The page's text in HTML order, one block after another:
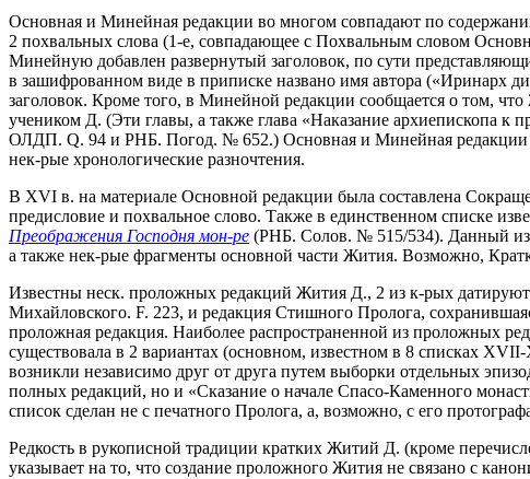
Основная и Минейная редакции во многом совпадают по
2 похвальных слова (1-е, совпадающее с Похвальным словом
Минейную добавлен развернутый заголовок, по сути
в зашифрованном виде в приписке названо имя автора («Иринарх
заголовок. Кроме того, в Минейной редакции сообщается о том,
учеником Д. (Эти главы, а также глава «Наказание архиепископа
ОЛДП. Q. 94 и РНБ. Погод. № 652.) Основная и Минейная редакции
нек-рые хронологические разночтения.
В XVI в. на материале Основной редакции была составлена
предисловие и похвальное слово. Также в единственном списке
Преображения Господня мон-ре (РНБ. Солов. № 515/534). Данный
а также нек-рые фрагменты основной части Жития. Возможно,
Известны неск. проложных редакций Жития Д., 2 из к-рых
Михайловского. F. 223, и редакция Стишного Пролога,
проложная редакция. Наиболее распространенной из проложных
существовала в 2 вариантах (основном, известном в 8 списках
возникли независимо друг от друга путем выборки отдельных
полных редакций, но и «Сказание о начале Спасо-Каменного
список сделан не с печатного Пролога, а, возможно, с его
Редкость в рукописной традиции кратких Житий Д. (кроме
указывает на то, что создание проложного Жития не связано с